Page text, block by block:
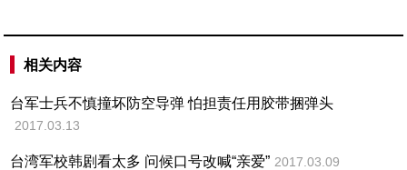
相关内容
台军士兵不慎撞坏防空导弹 怕担责任用胶带捆弹头
2017.03.13
台湾军校韩剧看太多 问候口号改喊“亲爱” 2017.03.09